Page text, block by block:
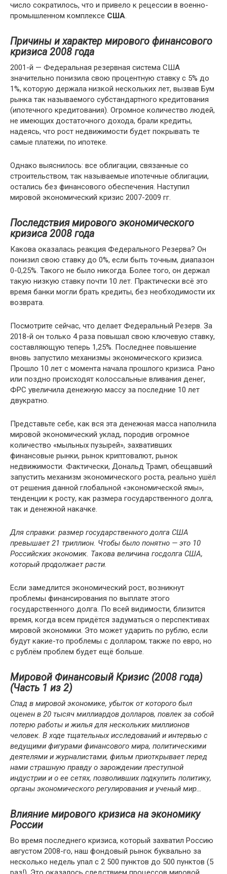
число сократилось, что и привело к рецессии в военно-
промышленном комплексе США.
Причины и характер мирового финансового
кризиса 2008 года
2001-й — Федеральная резервная система США
значительно понизила свою процентную ставку с 5% до
1%, которую держала низкой нескольких лет, вызвав Бум
рынка так называемого субстандартного кредитования
(ипотечного кредитования). Огромное количество людей,
не имеющих достаточного дохода, брали кредиты,
надеясь, что рост недвижимости будет покрывать те
самые платежи, по ипотеке.
Однако выяснилось: все облигации, связанные со
строительством, так называемые ипотечные облигации,
остались без финансового обеспечения. Наступил
мировой экономический кризис 2007-2009 гг.
Последствия мирового экономического
кризиса 2008 года
Какова оказалась реакция Федерального Резерва? Он
понизил свою ставку до 0%, если быть точным, диапазон
0-0,25%. Такого не было никогда. Более того, он держал
такую низкую ставку почти 10 лет. Практически всё это
время банки могли брать кредиты, без необходимости их
возврата.
Посмотрите сейчас, что делает Федеральный Резерв. За
2018-й он только 4 раза повышал свою ключевую ставку,
составляющую теперь 1,25%. Последнее повышение
вновь запустило механизмы экономического кризиса.
Прошло 10 лет с момента начала прошлого кризиса. Рано
или поздно происходят колоссальные вливания денег,
ФРС увеличила денежную массу за последние 10 лет
двукратно.
Представьте себе, как вся эта денежная масса наполнила
мировой экономический уклад, породив огромное
количество «мыльных пузырей», захвативших
финансовые рынки, рынок криптовалют, рынок
недвижимости. Фактически, Дональд Трамп, обещавший
запустить механизм экономического роста, реально ушёл
от решения данной глобальной «экономической ямы»,
тенденции к росту, как размера государственного долга,
так и денежной накачке.
Для справки: размер государственного долга США
превышает 21 триллион. Чтобы было понятно — это 10
Российских экономик. Такова величина госдолга США,
который продолжает расти.
Если замедлится экономический рост, возникнут
проблемы финансирования по выплате этого
государственного долга. По всей видимости, близится
время, когда всем придётся задуматься о перспективах
мировой экономики. Это может ударить по рублю, если
будут какие-то проблемы с долларом; также по евро, но
с рублём проблем будет ещё больше.
Мировой Финансовый Кризис (2008 года)
(Часть 1 из 2)
Спад в мировой экономике, убыток от которого был
оценен в 20 тысяч миллиардов долларов, повлек за собой
потерю работы и жилья для нескольких миллионов
человек. В ходе тщательных исследований и интервью с
ведущими фигурами финансового мира, политическими
деятелями и журналистами, фильм приоткрывает перед
нами страшную правду о зарождении преступной
индустрии и о ее сетях, позволивших подкупить политику,
органы экономического регулирования и ученый мир…
Влияние мирового кризиса на экономику
России
Во время последнего кризиса, который захватил Россию
августом 2008-го, наш фондовый рынок буквально за
несколько недель упал с 2 500 пунктов до 500 пунктов (5